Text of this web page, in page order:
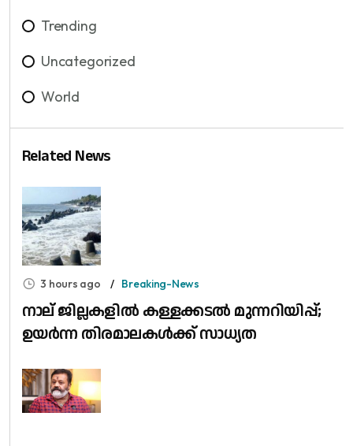
Trending
Uncategorized
World
Related News
3 hours ago Breaking-News
നാല് ജില്ലകളിൽ കള്ളക്കടൽ മുന്നറിയിപ്പ്;
ഉയർന്ന തിരമാലകൾക്ക് സാധ്യത